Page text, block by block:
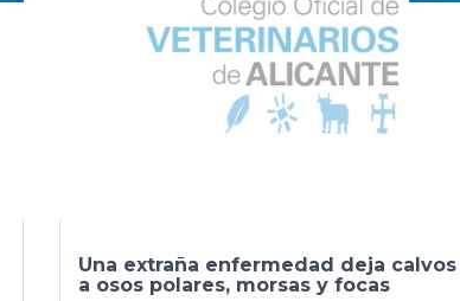
Una extraña enfermedad deja calvos
a osos polares, morsas y focas